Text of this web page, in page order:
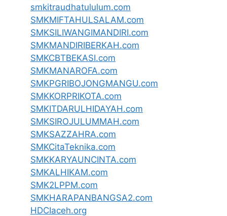
smkitraudhatululum.com
SMKMIFTAHULSALAM.com
SMKSILIWANGIMANDIRI.com
SMKMANDIRIBERKAH.com
SMKCBTBEKASI.com
SMKMANAROFA.com
SMKPGRIBOJONGMANGU.com
SMKKORPRIKOTA.com
SMKITDARULHIDAYAH.com
SMKSIROJULUMMAH.com
SMKSAZZAHRA.com
SMKCitaTeknika.com
SMKKARYAUNCINTA.com
SMKALHIKAM.com
SMK2LPPM.com
SMKHARAPANBANGSA2.com
HDCIaceh.org